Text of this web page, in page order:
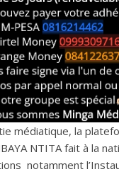
médiatique, la
NTITA fait à la
notamment